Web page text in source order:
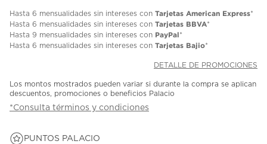
Hasta 6 mensualidades sin intereses con Tarjetas American Express*
Hasta 6 mensualidades sin intereses con Tarjetas BBVA*
Hasta 9 mensualidades sin intereses con PayPal*
Hasta 6 mensualidades sin intereses con Tarjetas Bajio*
DETALLE DE PROMOCIONES
Los montos mostrados pueden variar si durante la compra se aplican
descuentos, promociones o beneficios Palacio
*Consulta términos y condiciones
PUNTOS PALACIO